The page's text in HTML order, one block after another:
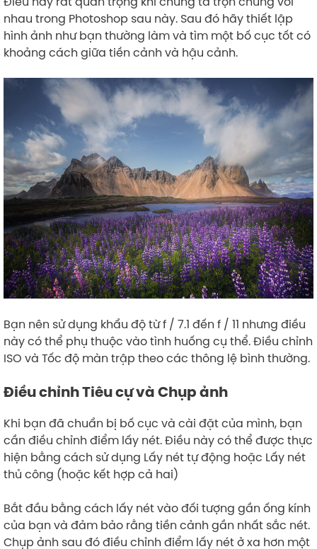
nhau trong Photoshop sau này. Sau đó hãy thiết lập
hình ảnh như bạn thường làm và tìm một bố cục tốt có
khoảng cách giữa tiền cảnh và hậu cảnh.
Bạn nên sử dụng khẩu độ từ f / 7.1 đến f / 11 nhưng điều
này có thể phụ thuộc vào tình huống cụ thể. Điều chỉnh
ISO và Tốc độ màn trập theo các thông lệ bình thường.
Điều chỉnh Tiêu cự và Chụp ảnh
Khi bạn đã chuẩn bị bố cục và cài đặt của mình, bạn
cần điều chỉnh điểm lấy nét. Điều này có thể được thực
hiện bằng cách sử dụng Lấy nét tự động hoặc Lấy nét
thủ công (hoặc kết hợp cả hai)
Bắt đầu bằng cách lấy nét vào đối tượng gần ống kính
của bạn và đảm bảo rằng tiền cảnh gần nhất sắc nét.
Chụp ảnh sau đó điều chỉnh điểm lấy nét ở xa hơn một